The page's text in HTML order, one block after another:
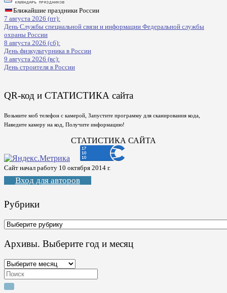
Ближайшие праздники России
7 августа 2026 (пт):
День Службы специальной связи и информации Федеральной службы
охраны России
8 августа 2026 (сб):
День физкультурника в России
9 августа 2026 (вс):
День строителя в России
QR-код и СТАТИСТИКА сайта
Возьмите моб телефон с камерой, Запустите программу для сканирования кода,
Наведите камеру на код, Получите информацию!
СТАТИСТИКА САЙТА
Сайт начал работу 10 октября 2014 г.
Вход для авторов
Рубрики
Рубрики
Архивы. Выберите год и месяц
Архивы.
Выберите
год
и
Search
for: